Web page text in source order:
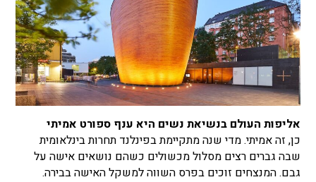
אליפות העולם בנשיאת נשים היא ענף ספורט אמיתי
כן, זה אמיתי. מדי שנה מתקיימת בפינלנד תחרות בינלאומית
שבה גברים רצים מסלול מכשולים כשהם נושאים אישה על
גבם. המנצחים זוכים בפרס השווה למשקל האישה בבירה.